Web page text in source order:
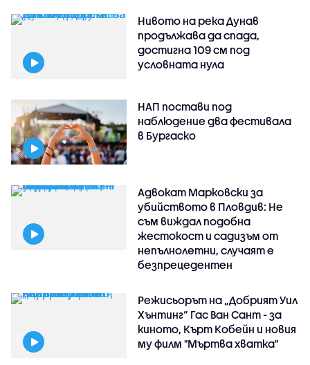
Нивото на река Дунав
продължава да спада,
достигна 109 см под
условната нула
НАП постави под
наблюдение два фестивала
в Бургаско
Адвокат Марковски за
убийството в Пловдив: Не
съм виждал подобна
жестокост и садизъм от
непълнолетни, случаят е
безпрецедентен
Режисьорът на „Добрият Уил
Хънтинг“ Гас Ван Сант - за
киното, Кърт Кобейн и новия
му филм "Мъртва хватка"